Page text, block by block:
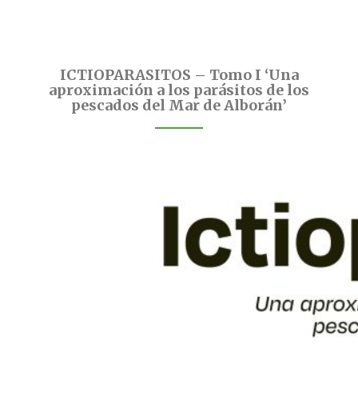
ICTIOPARASITOS – Tomo I ‘Una
aproximación a los parásitos de los
pescados del Mar de Alborán’